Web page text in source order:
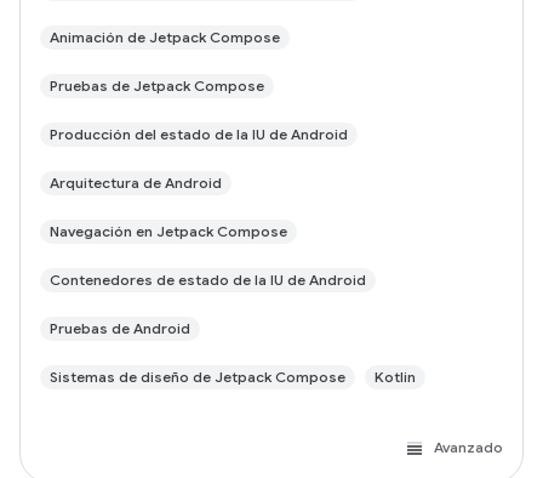
Animación de Jetpack Compose
Pruebas de Jetpack Compose
Producción del estado de la IU de Android
Arquitectura de Android
Navegación en Jetpack Compose
Contenedores de estado de la IU de Android
Pruebas de Android
Sistemas de diseño de Jetpack Compose Kotlin
Avanzado